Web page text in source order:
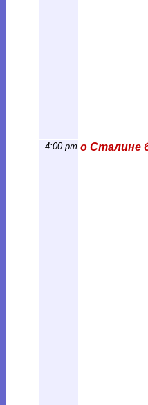
4:00 pm о Сталине